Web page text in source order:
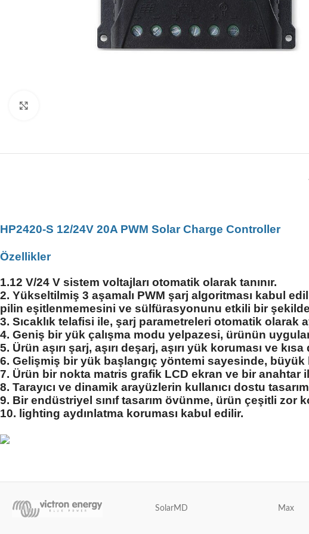
HP2420-S 12/24V 20A PWM Solar Charge Controller
Özellikler
1.12 V/24 V sistem voltajları otomatik olarak tanınır.
2. Yükseltilmiş 3 aşamalı PWM şarj algoritması kabul
pilin eşitlenmemesini ve sülfürasyonunu etkili bir
3. Sıcaklık telafisi ile, şarj parametreleri otomatik olarak
4. Geniş bir yük çalışma modu yelpazesi, ürünün
5. Ürün aşırı şarj, aşırı deşarj, aşırı yük koruması ve
6. Gelişmiş bir yük başlangıç yöntemi sayesinde,
7. Ürün bir nokta matris grafik LCD ekran ve bir anahtar
8. Tarayıcı ve dinamik arayüzlerin kullanıcı dostu
9. Bir endüstriyel sınıf tasarım övünme, ürün çeşitli zor
10. lighting aydınlatma koruması kabul edilir.
SolarMD Max